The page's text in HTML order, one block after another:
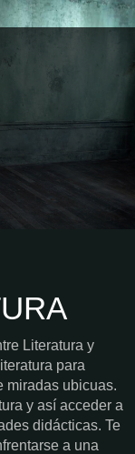
Literatura y
para
miradas ubicuas.
y así acceder a
didácticas. Te
a una